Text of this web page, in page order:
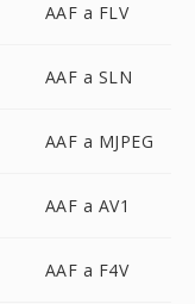
AAF a FLV
AAF a SLN
AAF a MJPEG
AAF a AV1
AAF a F4V